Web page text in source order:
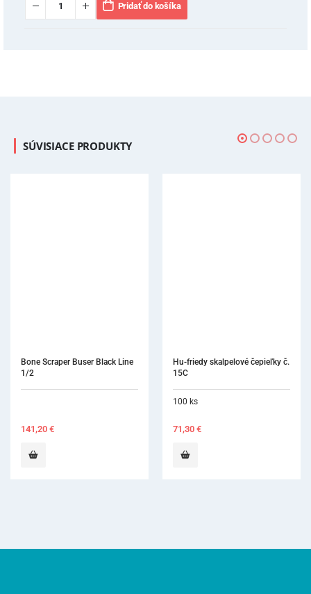
Pridať do košíka
SÚVISIACE PRODUKTY
Bone Scraper Buser Black Line
1/2
141,20 €
Hu-friedy skalpelové čepieľky č.
15C
100 ks
71,30 €